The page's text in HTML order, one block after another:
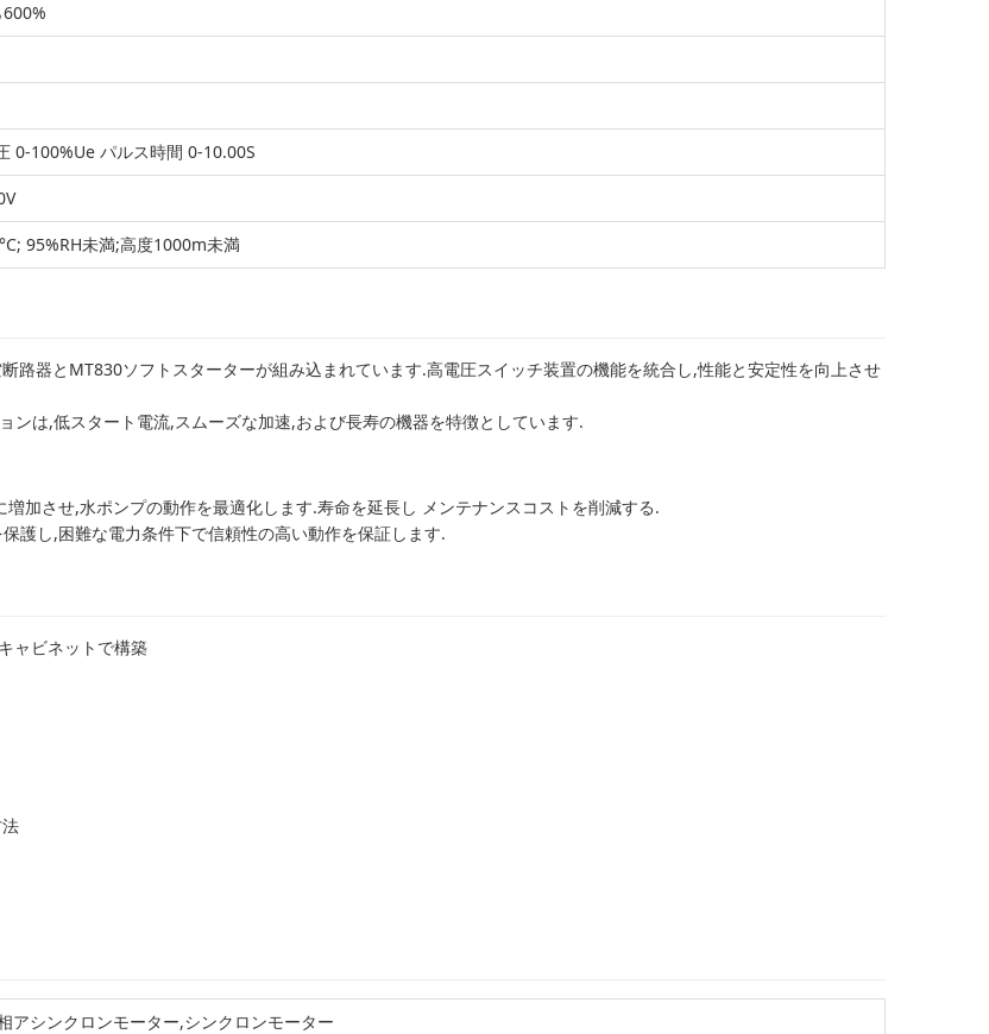
0-100%Ue パルス時間 0-10.00S
95%RH未満;高度1000m未満
路器とMT830ソフトスターターが組み込まれています.高電圧スイッチ装置の機能を統合し,性能と安定性を向上させ
は,低スタート電流,スムーズな加速,および長寿の機器を特徴としています.
加させ,水ポンプの動作を最適化します.寿命を延長し メンテナンスコストを削減する.
護し,困難な電力条件下で信頼性の高い動作を保証します.
ャビネットで構築
アシンクロンモーター,シンクロンモーター